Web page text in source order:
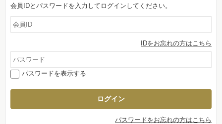
会員IDとパスワードを入力してログインしてください。
IDをお忘れの方はこちら
パスワードを表示する
パスワードをお忘れの方はこちら